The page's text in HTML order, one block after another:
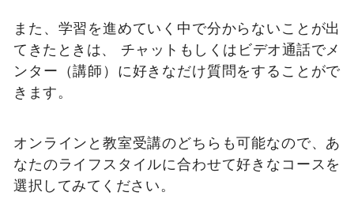
また、学習を進めていく中で分からないことが出
てきたときは、 チャットもしくはビデオ通話でメ
ンター（講師）に好きなだけ質問をすることがで
きます。
オンラインと教室受講のどちらも可能なので、あ
なたのライフスタイルに合わせて好きなコースを
選択してみてください。